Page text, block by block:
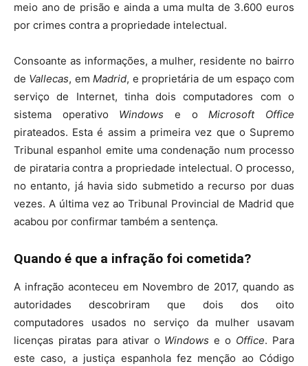
meio ano de prisão e ainda a uma multa de 3.600 euros
por crimes contra a propriedade intelectual.
Consoante as informações, a mulher, residente no bairro
de Vallecas, emMadrid, e proprietária de um espaço com
serviço de Internet, tinha dois computadores com o
sistema operativo Windows e oMicrosoft Office
pirateados. Esta é assim a primeira vez que o Supremo
Tribunal espanhol emite uma condenação num processo
de pirataria contra a propriedade intelectual. O processo,
no entanto, já havia sido submetido a recurso por duas
vezes. A última vez ao Tribunal Provincial de Madrid que
acabou por confirmar também a sentença.
Quando é que a infração foi cometida?
A infração aconteceu em Novembro de 2017, quando as
autoridades descobriram que dois dos oito
computadores usados no serviço da mulher usavam
licenças piratas para ativar o Windows e o Office. Para
este caso, a justiça espanhola fez menção ao Código